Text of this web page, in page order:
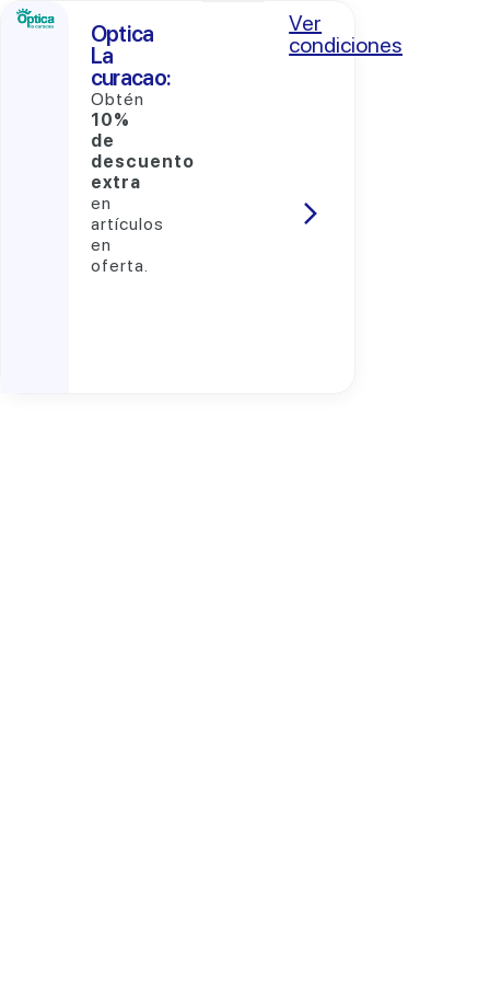
Optica
La
curacao:
Obtén
10%
de
descuento
extra
en
artículos
en
oferta.
Ver
condiciones